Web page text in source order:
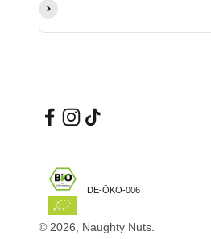
Abonnieren
DE-ÖKO-006
© 2026, Naughty Nuts.